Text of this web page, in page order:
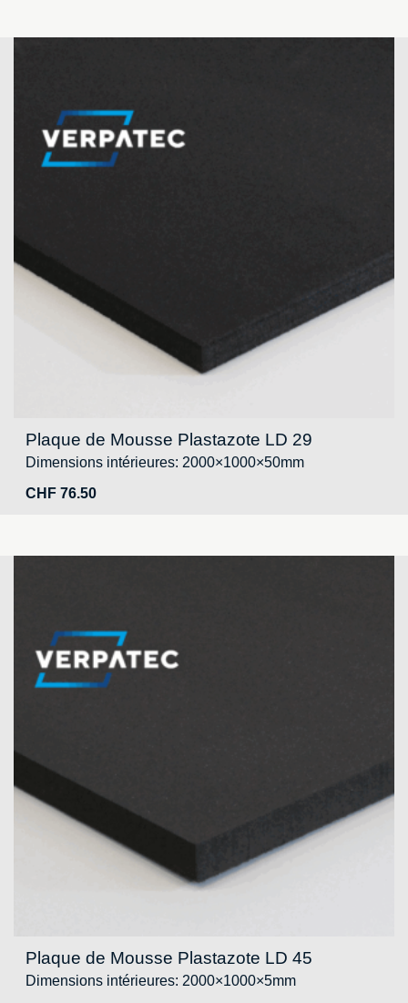
Plaque de Mousse Plastazote LD 29
Dimensions intérieures: 2000×1000×50mm
CHF 76.50
Plaque de Mousse Plastazote LD 45
Dimensions intérieures: 2000×1000×5mm